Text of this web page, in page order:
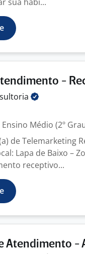
-
Ensino Médio (2º
de Telemarketing
Lapa de Baixo –
receptivo...
Atendimento -